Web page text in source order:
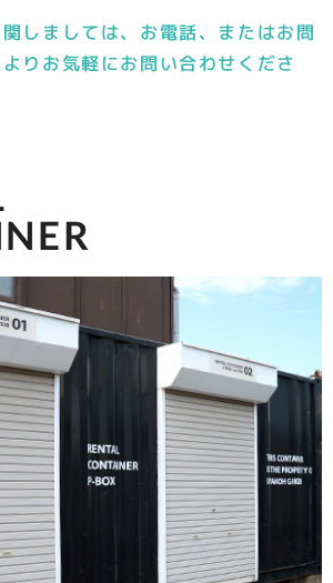
しましては、お電話、またはお問
り お気軽にお問い合わせくださ